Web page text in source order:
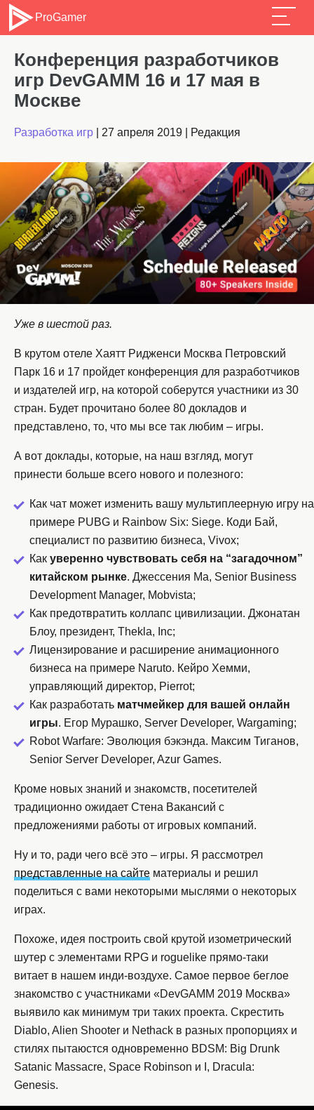
ProGamer
Конференция разработчиков
игр DevGAMM 16 и 17 мая в
Москве
Разработка игр 27 апреля 2019 Редакция
Уже в шестой раз.
В крутом отеле Хаятт Ридженси Москва Петровский
Парк 16 и 17 пройдет конференция для разработчиков
и издателей игр, на которой соберутся участники из 30
стран. Будет прочитано более 80 докладов и
представлено, то, что мы все так любим – игры.
А вот доклады, которые, на наш взгляд, могут
принести больше всего нового и полезного:
Как чат может изменить вашу мультиплеерную игру на
примере PUBG и Rainbow Six: Siege. Коди Бай,
специалист по развитию бизнеса, Vivox;
Как уверенно чувствовать себя на “загадочном”
китайском рынке. Джессения Ма, Senior Business
Development Manager, Mobvista;
Как предотвратить коллапс цивилизации. Джонатан
Блоу, президент, Thekla, Inc;
Лицензирование и расширение анимационного
бизнеса на примере Naruto. Кейро Хемми,
управляющий директор, Pierrot;
Как разработать матчмейкер для вашей онлайн
игры. Егор Мурашко, Server Developer, Wargaming;
Robot Warfare: Эволюция бэкэнда. Максим Тиганов,
Senior Server Developer, Azur Games.
Кроме новых знаний и знакомств, посетителей
традиционно ожидает Стена Вакансий с
предложениями работы от игровых компаний.
Ну и то, ради чего всё это – игры. Я рассмотрел
представленные на сайте материалы и решил
поделиться с вами некоторыми мыслями о некоторых
играх.
Похоже, идея построить свой крутой изометрический
шутер с элементами RPG и roguelike прямо-таки
витает в нашем инди-воздухе. Самое первое беглое
знакомство с участниками «DevGAMM 2019 Москва»
выявило как минимум три таких проекта. Скрестить
Diablo, Alien Shooter и Nethack в разных пропорциях и
стилях пытаюстся одновременно BDSM: Big Drunk
Satanic Massacre, Space Robinson и I, Dracula:
Genesis.